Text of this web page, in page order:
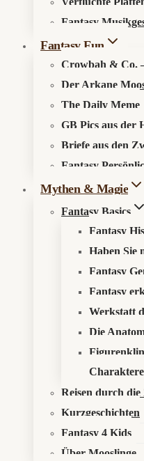
Fantasy
Fantasy Fun
Crowbah & Co.
Der Arkane
The Daily Meme
GB Pics aus der
Briefe aus den
Fantasy
Mythen & Magie
Fantasy Basics
Fantasy
Haben Sie
Fantasy
Fantasy
Werkstatt
Die
Charaktere
Reisen durch
Kurzgeschichten
Fantasy 4 Kids
Über Mooslinge